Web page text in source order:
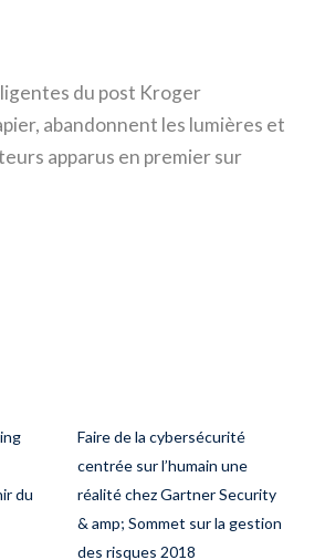
du post Kroger
abandonnent les lumières et
apparus en premier sur
du
Faire de la cybersécurité
centrée sur l’humain une
réalité chez Gartner Security
& amp; Sommet sur la gestion
des risques 2018